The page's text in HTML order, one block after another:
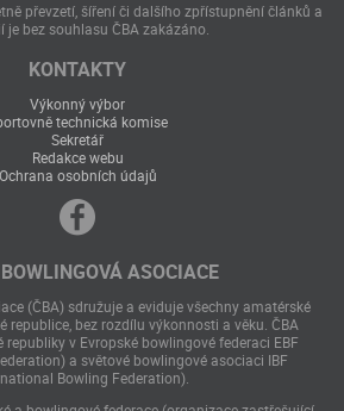
převzetí, šíření či dalšího zpřístupnění článků a
bez souhlasu ČBA zakázáno.
KONTAKTY
Výkonný výbor
technická komise
Sekretář
Redakce webu
Ochrana osobních údajů
ASOCIACE
(ČBA) sdružuje a eviduje všechny amatérské
republice, bez rozdílu výkonnosti a věku. ČBA
v Evropské bowlingové federaci EBF
a světové bowlingové asociaci IBF
Bowling Federation).